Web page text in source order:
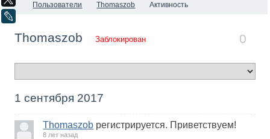
Пользователи Thomaszob Активность
0
Thomaszob Заблокирован
1 сентября 2017
Thomaszob регистрируется. Приветствуем!
8 лет назад